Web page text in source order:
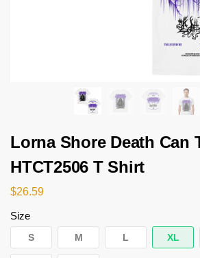
Lorna Shore Death Can
HTCT2506 T Shirt
$26.59
Size
S M L XL